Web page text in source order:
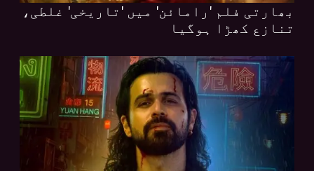
بھارتی فلم 'رامائن' میں 'تاریخی' غلطی،
تنازع کھڑا ہوگیا